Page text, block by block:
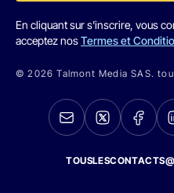
En cliquant sur s'inscrire, vous
acceptez nosTermes et
© 2026 Talmont Media SAS.